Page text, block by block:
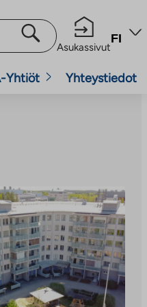
Asukassivut
FI
Yhtiöt Yhteystiedot